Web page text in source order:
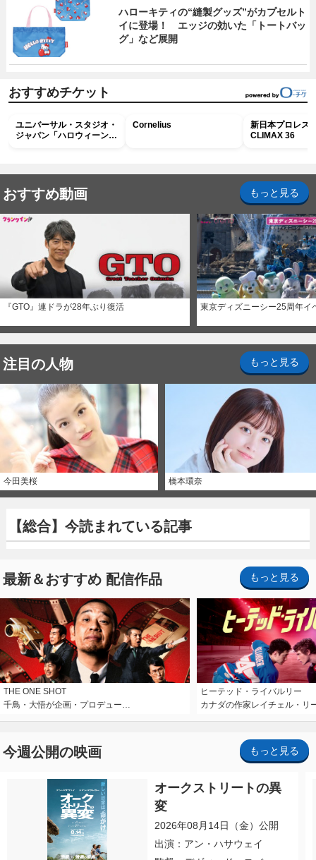
ハローキティの“縫製グッズ”がカプセルト
イに登場！ エッジの効いた「トートバッ
グ」など展開
おすすめチケット
ユニバーサル・スタジオ・
ジャパン「ハロウィーン・
Cornelius
新日本プロレス
CLIMAX 36
おすすめ動画 もっと見る
『GTO』連ドラが28年ぶり復活 東京ディズニーシー25周年イ
注目の人物 もっと見る
今田美桜 橋本環奈
【総合】今読まれている記事
最新＆おすすめ 配信作品 もっと見る
THE ONE SHOT
千鳥・大悟が企画・プロデュー…
ヒーテッド・ライバルリー
カナダの作家レイチェル・リ
今週公開の映画 もっと見る
オークストリートの異
変
2026年08月14日（金）公開
出演：アン・ハサウェイ